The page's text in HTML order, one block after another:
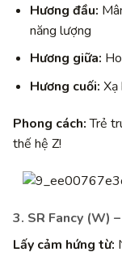
Hương đầu:
năng lượng
Hương giữa:
Hương cuối: Xạ
Phong cách:Trẻ
thế hệ Z!
3. SR Fancy (W)
Lấy cảm hứng từ: